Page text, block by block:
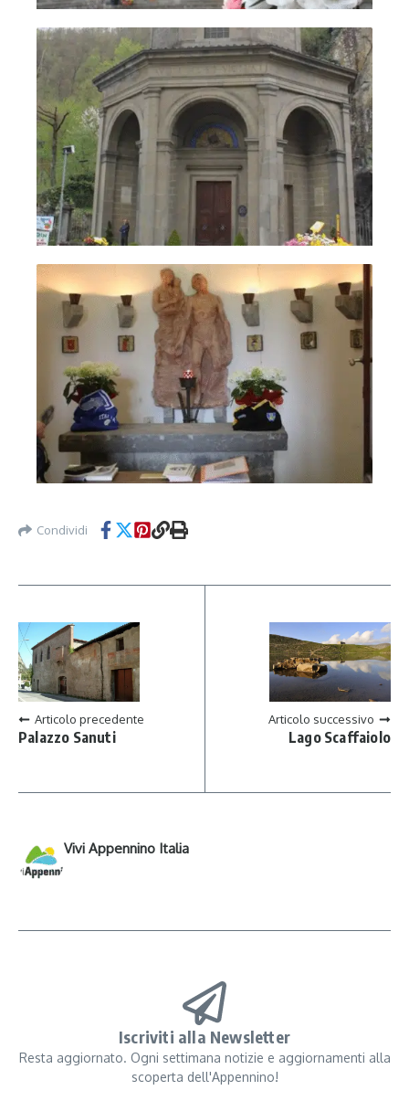
Condividi
Articolo precedente
Palazzo Sanuti
Articolo successivo
Lago Scaffaiolo
Vivi Appennino Italia
Iscriviti alla Newsletter
Resta aggiornato. Ogni settimana notizie e aggiornamenti alla
scoperta dell'Appennino!